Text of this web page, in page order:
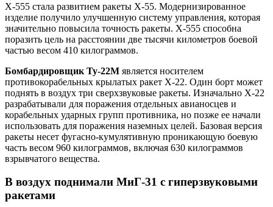
Х-555 стала развитием ракеты Х-55. Модернизированное
изделие получило улучшенную систему управления, которая
значительно повысила точность ракеты. Х-555 способна
поразить цель на расстоянии две тысячи километров боевой
частью весом 410 килограммов.
Бомбардировщик Ту-22М является носителем
противокорабельных крылатых ракет Х-22. Один борт может
поднять в воздух три сверхзвуковые ракеты. Изначально Х-22
разрабатывали для поражения отдельных авианосцев и
корабельных ударных групп противника, но позже ее начали
использовать для поражения наземных целей. Базовая версия
ракеты несет фугасно-кумулятивную проникающую боевую
часть весом 960 килограммов, включая 630 килограммов
взрывчатого вещества.
В воздух поднимали МиГ-31 с гиперзвуковыми
ракетами